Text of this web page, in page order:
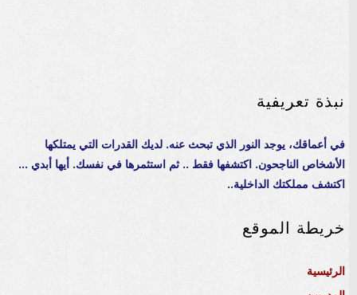
نبذة تعريفية
في أعماقك، يوجد النور الذي تبحث عنه. لديك القدرات التي يمتلكها
الأشخاص الناجحون. اكتشفها فقط .. ثم استثمرها في نفسك. أيها أبدي ...
اكتشف مملكتك الداخلية..
خريطة الموقع
الرئيسية